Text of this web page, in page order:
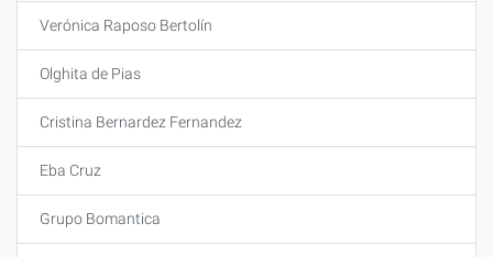
Verónica Raposo Bertolín
Olghita de Pias
Cristina Bernardez Fernandez
Eba Cruz
Grupo Bomantica